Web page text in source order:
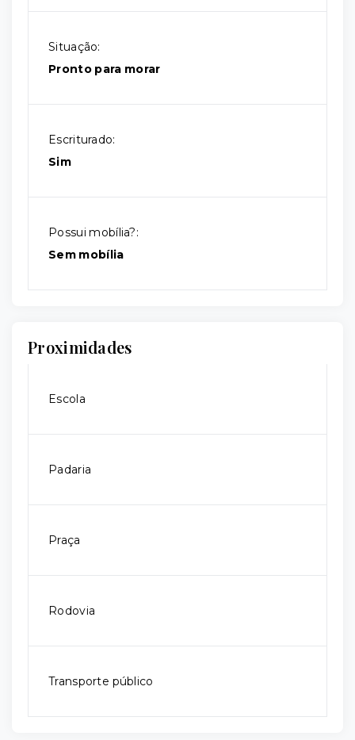
Situação:
Pronto para morar
Escriturado:
Sim
Possui mobília?:
Sem mobília
Proximidades
Escola
Padaria
Praça
Rodovia
Transporte público